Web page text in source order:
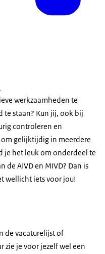
werkzaamheden te
te staan? Kun jij, ook bij
controleren en
gelijktijdig in meerdere
je het leuk om onderdeel te
de AIVD en MIVD? Dan is
wellicht iets voor jou!
de vacaturelijst of
zie je voor jezelf wel een